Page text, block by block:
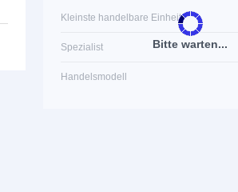
Bitte warten...
Kleinste handelbare Einheit
Spezialist
Handelsmodell